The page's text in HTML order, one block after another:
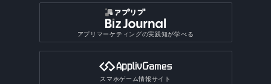
アプリマーケティングの実践知が学べる
スマホゲーム情報サイト